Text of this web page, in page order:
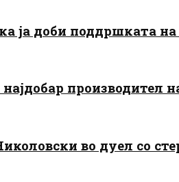
ја доби поддршката
најдобар
во дуел со